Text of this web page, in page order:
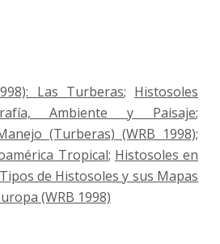
Las Turberas; Histosoles
Ambiente y Paisaje;
(Turberas) (WRB 1998);
Tropical; Histosoles en
Tipos de Histosoles y sus Mapas
(WRB 1998)